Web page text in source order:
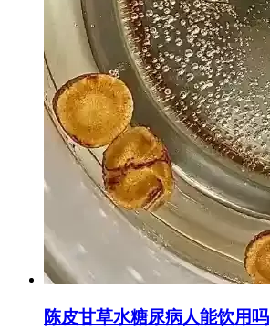
陈皮甘草水糖尿病人能饮用吗